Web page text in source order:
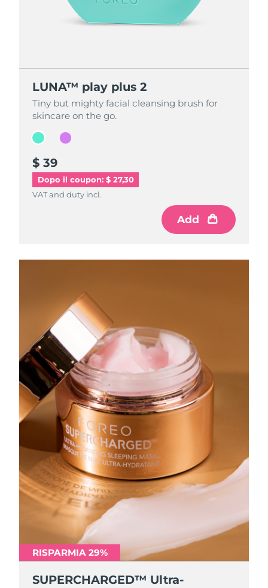
LUNA™ play plus 2
Tiny but mighty facial cleansing brush for
skincare on the go.
$ 39
Dopo il coupon: $ 27,30
VAT and duty incl.
Add
LUNA™ play plus 2
Tiny but mighty facial cleansing brush for
skincare on the go.
$ 39
VAT and duty incl.
Add
RISPARMIA 29%
SUPERCHARGED™ Ultra-